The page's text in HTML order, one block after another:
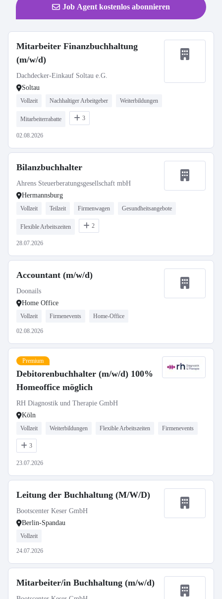
Job Agent kostenlos abonnieren
Mitarbeiter Finanzbuchhaltung
(m/w/d)
Dachdecker-Einkauf Soltau e.G.
Soltau
Vollzeit Nachhaltiger Arbeitgeber Weiterbildungen
Mitarbeiterrabatte 3
02.08.2026
Bilanzbuchhalter
Ahrens Steuerberatungsgesellschaft mbH
Hermannsburg
Vollzeit Teilzeit Firmenwagen Gesundheitsangebote
Flexible Arbeitszeiten 2
28.07.2026
Accountant (m/w/d)
Doonails
Home Office
Vollzeit Firmenevents Home-Office
02.08.2026
Premium
Debitorenbuchhalter (m/w/d) 100%
Homeoffice möglich
RH Diagnostik und Therapie GmbH
Köln
Vollzeit Weiterbildungen Flexible Arbeitszeiten Firmenevents
3
23.07.2026
Leitung der Buchhaltung (M/W/D)
Bootscenter Keser GmbH
Berlin-Spandau
Vollzeit
24.07.2026
Mitarbeiter/in Buchhaltung (m/w/d)